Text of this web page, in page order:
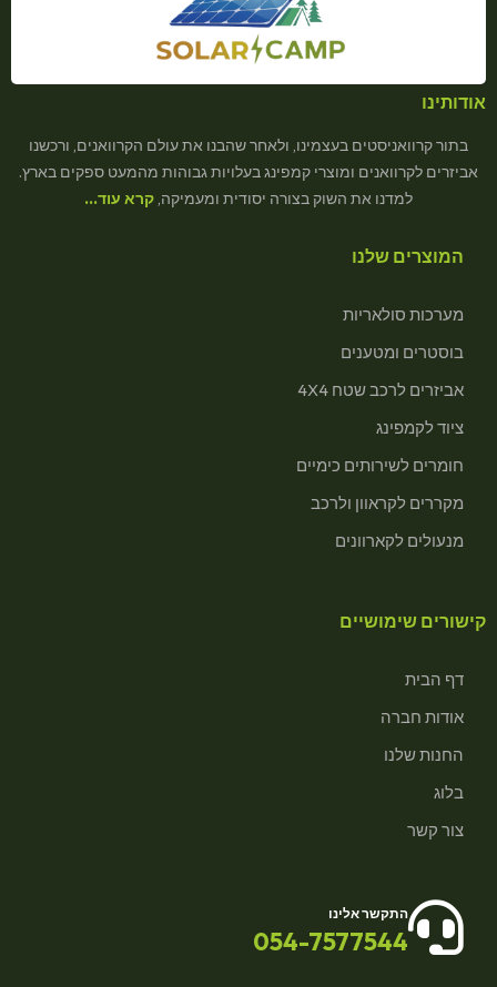
אודותינו
בתור קרוואניסטים בעצמינו, ולאחר שהבנו את עולם הקרוואנים, ורכשנו
אביזרים לקרוואנים ומוצרי קמפינג בעלויות גבוהות מהמעט ספקים בארץ.
למדנו את השוק בצורה יסודית ומעמיקה, קרא עוד…
המוצרים שלנו
מערכות סולאריות
בוסטרים ומטענים
אביזרים לרכב שטח 4X4
ציוד לקמפינג
חומרים לשירותים כימיים
מקררים לקראוון ולרכב
מנעולים לקארוונים
קישורים שימושיים
דף הבית
אודות חברה
החנות שלנו
בלוג
צור קשר
התקשר אלינו
054-7577544